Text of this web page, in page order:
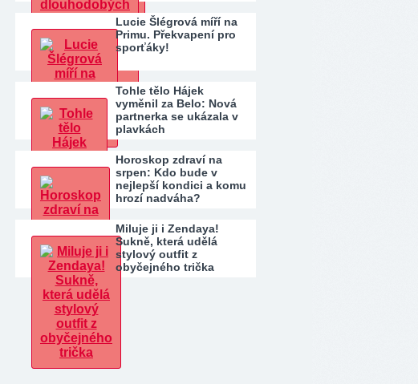
párů. Patříte…
Lucie Šlégrová míří na
Primu. Překvapení pro
sporťáky!
Tohle tělo Hájek
vyměnil za Belo: Nová
partnerka se ukázala v
plavkách
Horoskop zdraví na
srpen: Kdo bude v
nejlepší kondici a komu
hrozí nadváha?
Miluje ji i Zendaya!
Sukně, která udělá
stylový outfit z
obyčejného trička